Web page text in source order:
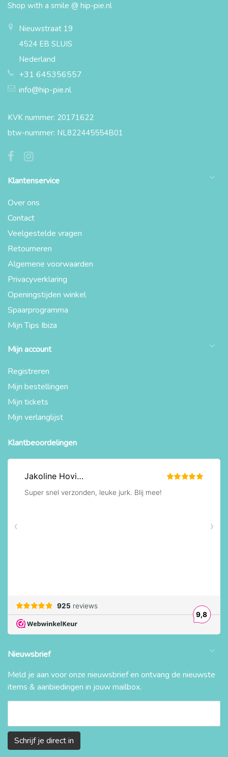
Shop with a smile @ hip-pie.nl
Nieuwstraat 19
4524 EB SLUIS
Nederland
+31 645356557
info@hip-pie.nl
KVK nummer: 20171622
btw-nummer: NL822445554B01
Klantenservice
Over ons
Contact
Veelgestelde vragen
Retourneren
Algemene voorwaarden
Privacyverklaring
Openingstijden winkel
Spaarprogramma
Mijn Tips Ibiza
Mijn account
Registreren
Mijn bestellingen
Mijn tickets
Mijn verlanglijst
Klantbeoordelingen
Nieuwsbrief
Meld je aan voor onze nieuwsbrief en ontvang de nieuwste
items & aanbiedingen in jouw mailbox.
Schrijf je direct in